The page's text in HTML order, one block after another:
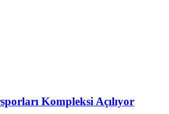
Kompleksi Açılıyor